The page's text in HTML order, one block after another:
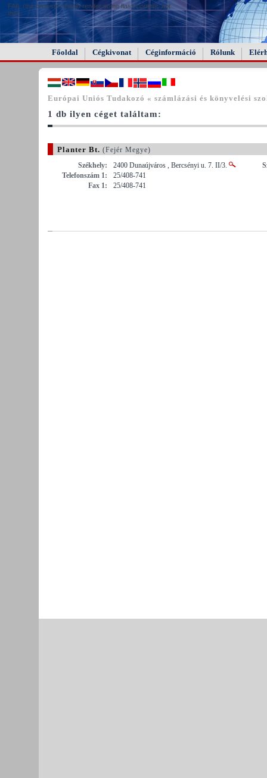
FAIL (the browser should render some flash content, not
this).
Főoldal Cégkivonat Céginformáció Rólunk
Európai Uniós Tudakozó « számlázási és könyvelési
1 db ilyen céget találtam:
Planter Bt. (Fejér Megye)
Székhely:
2400 Dunaújváros , Bercsényi u. 7. II/3.
Telefonszám 1:
25/408-741
Fax 1:
25/408-741